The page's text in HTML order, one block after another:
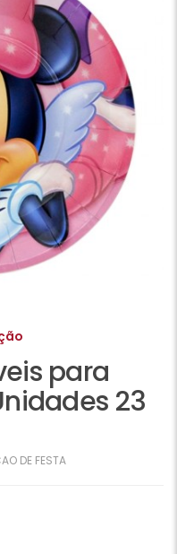
para
23
DE FESTA